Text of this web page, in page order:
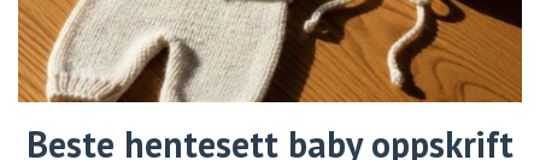
Beste hentesett baby oppskrift